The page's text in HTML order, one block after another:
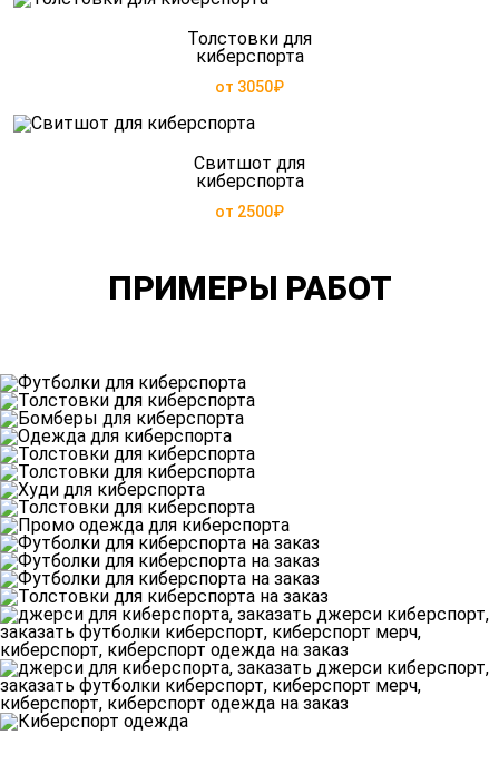
Толстовки для
киберспорта
от 3050₽
Свитшот для
киберспорта
от 2500₽
ПРИМЕРЫ РАБОТ